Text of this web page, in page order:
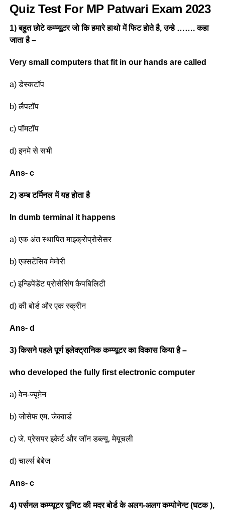
Quiz Test For MP Patwari Exam 2023
1) बहुत छोटे कम्प्यूटर जो कि हमारे हाथो में फिट होते है, उन्हे ……. कहा
जाता है –
Very small computers that fit in our hands are called
a) डेस्कटॉप
b) लैपटॉप
c) पॉमटॉप
d) इनमे से सभी
Ans- c
2) डम्ब टर्मिनल में यह होता है
In dumb terminal it happens
a) एक अंत स्थापित माइक्रोप्रोसेसर
b) एक्सटेंसिव मेमोरी
c) इन्डिपेंडेंट प्रोसेसिंग कैपबिलिटी
d) की बोर्ड और एक स्क्रीन
Ans- d
3) किसने पहले पूर्ण इलेक्ट्रानिक कम्प्यूटर का विकास किया है –
who developed the fully first electronic computer
a) वेन-ज्यूमेन
b) जोसेफ एम. जेक्वार्ड
c) जे. प्रेसपर इकेर्ट और जॉन डब्ल्यू. मेयूचली
d) चार्ल्स बेबेज
Ans- c
4) पर्सनल कम्प्यूटर यूनिट की मदर बोर्ड के अलग-अलग कम्पोनेन्ट (घटक ),